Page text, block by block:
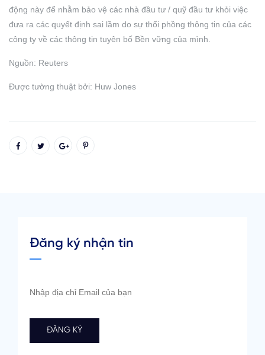
động này để nhằm bảo vệ các nhà đầu tư / quỹ đầu tư khỏi việc
đưa ra các quyết định sai lầm do sự thổi phồng thông tin của các
công ty về các thông tin tuyên bố Bền vững của mình.
Nguồn: Reuters
Được tường thuật bởi: Huw Jones
Đăng ký nhận tin